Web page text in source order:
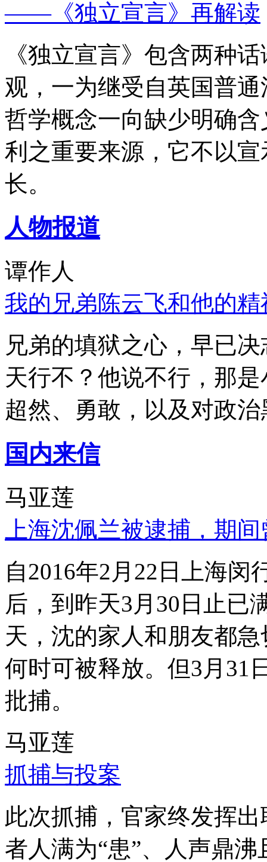
——《独立宣言》再解读
《独立宣言》包含两种
观，一为继受自英国普
哲学概念一向缺少明确
利之重要来源，它不以
长。
人物报道
谭作人
我的兄弟陈云飞和他的
兄弟的填狱之心，早已
天行不？他说不行，那
超然、勇敢，以及对政
国内来信
马亚莲
上海沈佩兰被逮捕，期
自2016年2月22日上海
后，到昨天3月30日止已
天，沈的家人和朋友都
何时可被释放。但3月31
批捕。
马亚莲
抓捕与投案
此次抓捕，官家终发挥
者人满为“患”、人声鼎